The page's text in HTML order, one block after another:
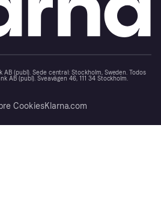
(publ). Sede central: Stockholm, Sweden. Todos
AB (publ). Sveavägen 46, 111 34 Stockholm.
CookiesKlarna.com